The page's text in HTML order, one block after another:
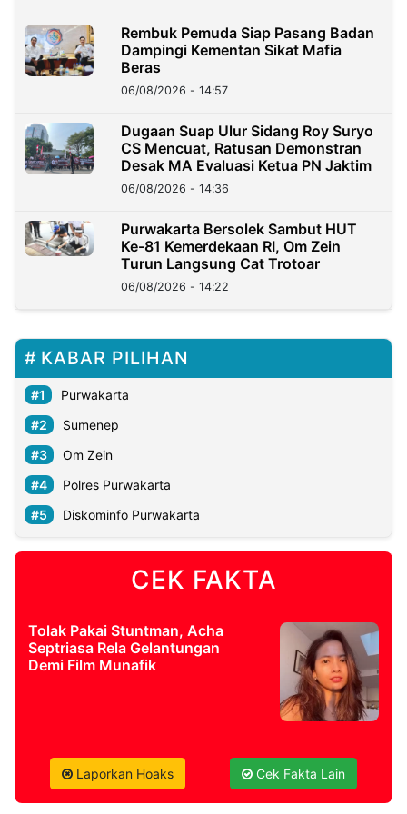
Rembuk Pemuda Siap Pasang Badan
Dampingi Kementan Sikat Mafia
Beras
06/08/2026 - 14:57
Dugaan Suap Ulur Sidang Roy Suryo
CS Mencuat, Ratusan Demonstran
Desak MA Evaluasi Ketua PN Jaktim
06/08/2026 - 14:36
Purwakarta Bersolek Sambut HUT
Ke-81 Kemerdekaan RI, Om Zein
Turun Langsung Cat Trotoar
06/08/2026 - 14:22
KABAR PILIHAN
Purwakarta
Sumenep
Om Zein
Polres Purwakarta
Diskominfo Purwakarta
CEK FAKTA
Tolak Pakai Stuntman, Acha
Septriasa Rela Gelantungan
Demi Film Munafik
Laporkan Hoaks Cek Fakta Lain